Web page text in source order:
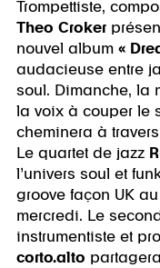
Trompettiste,
Theo Croker
nouvel album «
audacieuse entre
soul. Dimanche, la
la voix à couper le
cheminera à
Le quartet de jazz
l’univers soul et
groove façon UK
mercredi. Le
instrumentiste et
corto.alto